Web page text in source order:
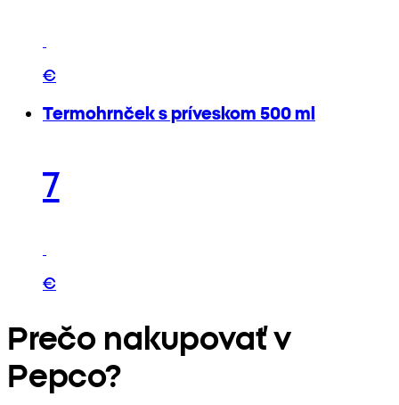
€
Termohrnček s príveskom 500 ml
7
€
Prečo nakupovať v
Pepco?